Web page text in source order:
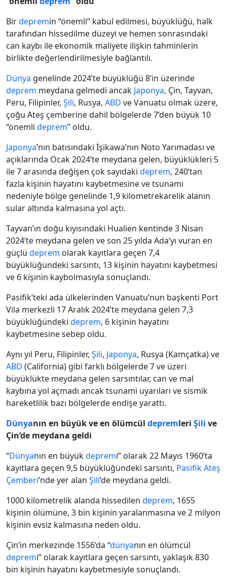
Birdepremin “önemli” kabul edilmesi, büyüklüğü, halk
tarafından hissedilme düzeyi ve hemen sonrasındaki
can kaybı ile ekonomik maliyete ilişkin tahminlerin
birlikte değerlendirilmesiyle bağlantılı.
Dünya genelinde 2024’te büyüklüğü 8’in üzerinde
deprem meydana gelmedi ancak Japonya, Çin, Tayvan,
Peru, Filipinler, Şili, Rusya, ABD ve Vanuatu olmak üzere,
çoğu Ateş çemberine dahil bölgelerde 7’den büyük 10
“önemli deprem” oldu.
Japonya’nın batısındaki İşikawa’nın Noto Yarımadası ve
açıklarında Ocak 2024’te meydana gelen, büyüklükleri 5
ile 7 arasında değişen çok sayıdaki deprem, 240’tan
fazla kişinin hayatını kaybetmesine ve tsunami
nedeniyle bölge genelinde 1,9 kilometrekarelik alanın
sular altında kalmasına yol açtı.
Tayvan’ın doğu kıyısındaki Hualien kentinde 3 Nisan
2024’te meydana gelen ve son 25 yılda Ada’yı vuran en
güçlü deprem olarak kayıtlara geçen 7,4
büyüklüğündeki sarsıntı, 13 kişinin hayatını kaybetmesi
ve 6 kişinin kaybolmasıyla sonuçlandı.
Pasifik’teki ada ülkelerinden Vanuatu’nun başkenti Port
Vila merkezli 17 Aralık 2024’te meydana gelen 7,3
büyüklüğündeki deprem, 6 kişinin hayatını
kaybetmesine sebep oldu.
Aynı yıl Peru, Filipinler, Şili, Japonya, Rusya (Kamçatka) ve
ABD (California) gibi farklı bölgelerde 7 ve üzeri
büyüklükte meydana gelen sarsıntılar, can ve mal
kaybına yol açmadı ancak tsunami uyarıları ve sismik
hareketlilik bazı bölgelerde endişe yarattı.
Dünyanın en büyük ve en ölümcül depremleri Şili ve
Çin’de meydana geldi
“Dünyanın en büyükdepremi” olarak 22 Mayıs 1960’ta
kayıtlara geçen 9,5 büyüklüğündeki sarsıntı, PasifikAteş
Çemberi’nde yer alan Şili’de meydana geldi.
1000 kilometrelik alanda hissedilen deprem, 1655
kişinin ölümüne, 3 bin kişinin yaralanmasına ve 2 milyon
kişinin evsiz kalmasına neden oldu.
Çin’in merkezinde 1556’da “dünyanın en ölümcül
depremi” olarak kayıtlara geçen sarsıntı, yaklaşık 830
bin kişinin hayatını kaybetmesiyle sonuçlandı.